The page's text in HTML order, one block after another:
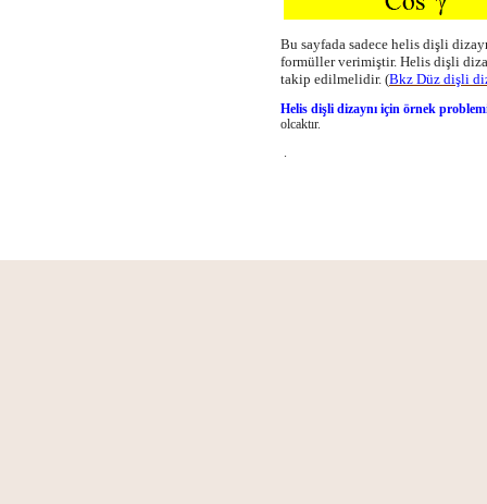
Bu sayfada sadece helis dişli
formüller verimiştir. Helis dişli
takip edilmelidir. (Bkz Düz dişli
Helis dişli dizaynı için örnek
olcaktır.
.